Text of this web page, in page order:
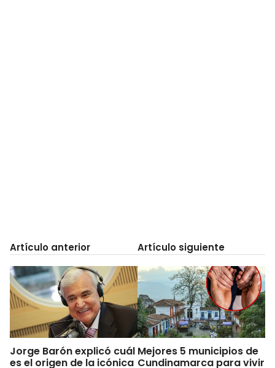
Artículo anterior
Jorge Barón explicó cuál
es el origen de la icónica
Artículo siguiente
Mejores 5 municipios de
Cundinamarca para vivir